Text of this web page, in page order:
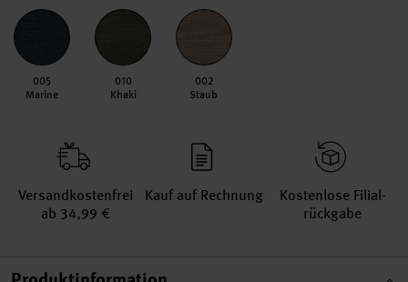
005
Marine
010
Khaki
002
Staub
Versand­kosten­frei
ab 34,99 €
Kauf auf Rechnung
Kosten­lose Filial­
rückgabe